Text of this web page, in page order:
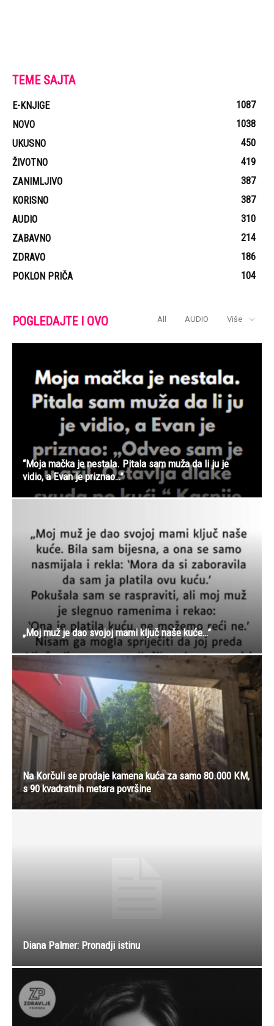
TEME SAJTA
E-KNJIGE
1087
NOVO
1038
UKUSNO
450
ŽIVOTNO
419
ZANIMLJIVO
387
KORISNO
387
AUDIO
310
ZABAVNO
214
ZDRAVO
186
POKLON PRIČA
104
POGLEDAJTE I OVO All AUDIO Više
“Moja mačka je nestala. Pitala sam muža da li ju je
vidio, a Evan je priznao…”
„Moj muž je dao svojoj mami ključ naše kuće…”
Na Korčuli se prodaje kamena kuća za samo 80.000 KM,
s 90 kvadratnih metara površine
Diana Palmer: Pronadji istinu